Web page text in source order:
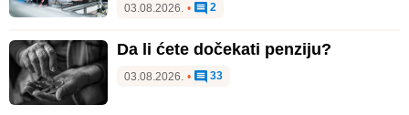
03.08.2026. • 2
Da li ćete dočekati penziju?
03.08.2026. • 33